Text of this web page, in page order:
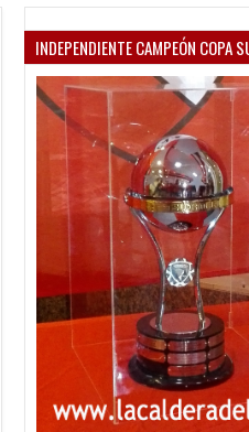
INDEPENDIENTE CAMPEÓN COPA